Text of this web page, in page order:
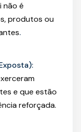
não é
produtos ou
.
e que estão
reforçada.